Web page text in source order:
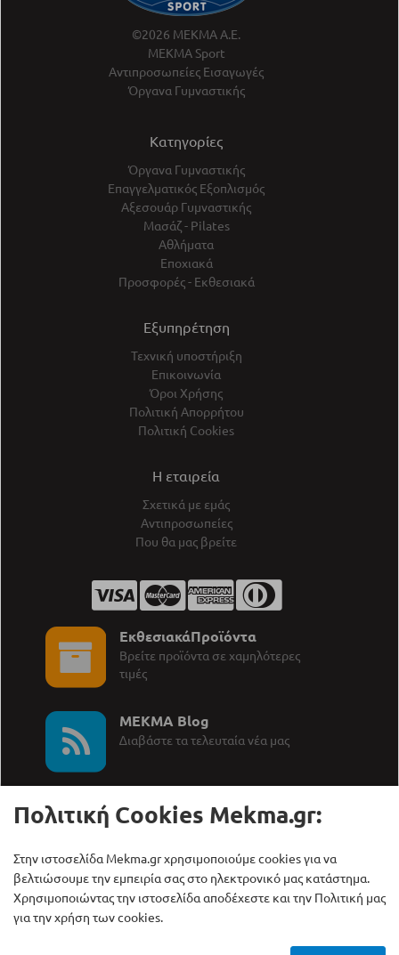
©2026 ΜΕΚΜΑ Α.Ε.
ΜΕΚΜΑ Sport
Αντιπροσωπείες Εισαγωγές
Όργανα Γυμναστικής
Κατηγορίες
Όργανα Γυμναστικής
Επαγγελματικός Εξοπλισμός
Αξεσουάρ Γυμναστικής
Μασάζ - Pilates
Αθλήματα
Εποχιακά
Προσφορές - Εκθεσιακά
Εξυπηρέτηση
Τεχνική υποστήριξη
Επικοινωνία
Όροι Χρήσης
Πολιτική Απορρήτου
Πολιτική Cookies
Η εταιρεία
Σχετικά με εμάς
Αντιπροσωπείες
Που θα μας βρείτε
ΕκθεσιακάΠροϊόντα
Βρείτε προϊόντα σε χαμηλότερες
τιμές
MEKMA Blog
∆ιαβάστε τα τελευταία νέα μας
Καλέστε μας:
+30 210 27 58 228
ΜΕΚΜΑ Α.Ε.
Γρηγορίου Λαμπράκη 21,
Λυκόβρυση Τ.Κ. 14123
Πολιτική Cookies Mekma.gr:
Στην ιστοσελίδα Mekma.gr χρησιμοποιούμε cookies για να
βελτιώσουμε την εμπειρία σας στο ηλεκτρονικό μας κατάστημα.
Χρησιμοποιώντας την ιστοσελίδα αποδέχεστε και την Πολιτική μας
για την χρήση των cookies.